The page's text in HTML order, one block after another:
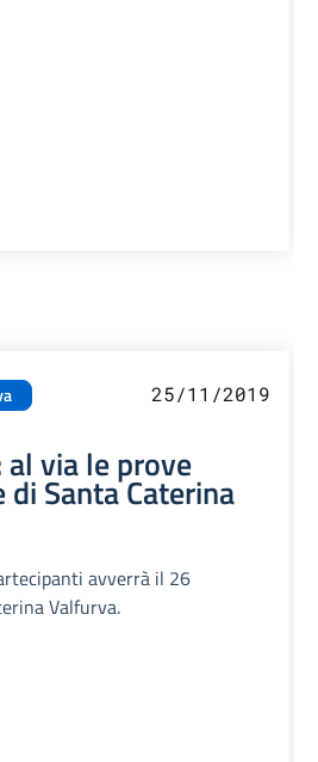
25/11/2019
via le prove
Santa Caterina
avverrà il 26
Valfurva.